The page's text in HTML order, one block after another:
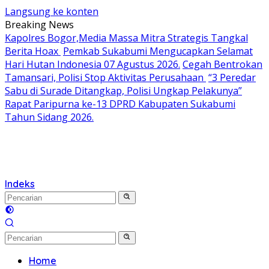
Langsung ke konten
Breaking News
Kapolres Bogor,Media Massa Mitra Strategis Tangkal
Berita Hoax Pemkab Sukabumi Mengucapkan Selamat
Hari Hutan Indonesia 07 Agustus 2026. Cegah Bentrokan
Tamansari, Polisi Stop Aktivitas Perusahaan “3 Peredar
Sabu di Surade Ditangkap, Polisi Ungkap Pelakunya”
Rapat Paripurna ke-13 DPRD Kabupaten Sukabumi
Tahun Sidang 2026.
Indeks
Home